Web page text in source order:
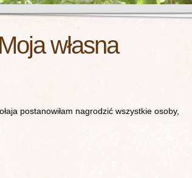
własna
postanowiłam nagrodzić wszystkie osoby,